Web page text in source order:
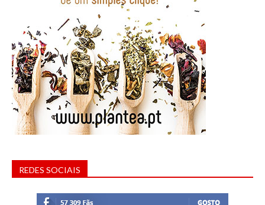
REDES SOCIAIS